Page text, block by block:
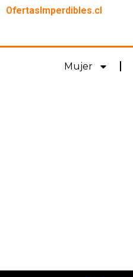
OfertasImperdibles.cl
Mujer